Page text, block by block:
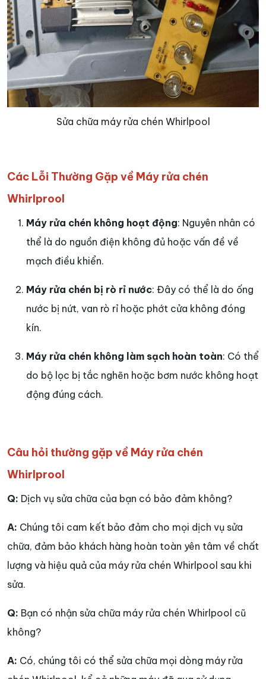
Sửa chữa máy rửa chén Whirlpool
Các Lỗi Thường Gặp về Máy rửa chén
Whirlprool
Máy rửa chén không hoạt động: Nguyên nhân có
thể là do nguồn điện không đủ hoặc vấn đề về
mạch điều khiển.
Máy rửa chén bị rò rỉ nước: Đây có thể là do ống
nước bị nứt, van rò rỉ hoặc phớt cửa không đóng
kín.
Máy rửa chén không làm sạch hoàn toàn: Có thể
do bộ lọc bị tắc nghẽn hoặc bơm nước không hoạt
động đúng cách.
Câu hỏi thường gặp về Máy rửa chén
Whirlprool
Q: Dịch vụ sửa chữa của bạn có bảo đảm không?
A: Chúng tôi cam kết bảo đảm cho mọi dịch vụ sửa
chữa, đảm bảo khách hàng hoàn toàn yên tâm về chất
lượng và hiệu quả của máy rửa chén Whirlpool sau khi
sửa.
Q: Bạn có nhận sửa chữa máy rửa chén Whirlpool cũ
không?
A: Có, chúng tôi có thể sửa chữa mọi dòng máy rửa